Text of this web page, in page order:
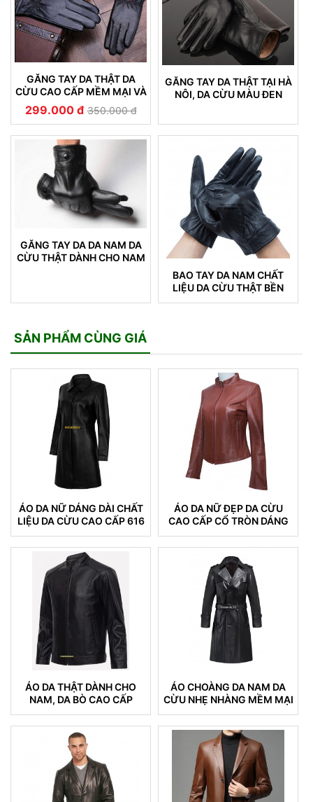
GĂNG TAY DA THẬT DA
CỪU CAO CẤP MỀM MẠI VÀ
BỀN ĐẸP (22)
299.000 đ 350.000 đ
GĂNG TAY DA THẬT TẠI HÀ
NÔI, DA CỪU MÀU ĐEN
GĂNG TAY DA DA NAM DA
CỪU THẬT DÀNH CHO NAM
BAO TAY DA NAM CHẤT
LIỆU DA CỪU THẬT BỀN
ĐẸP KHÔNG NỔ DA 16
SẢN PHẨM CÙNG GIÁ
ÁO DA NỮ DÁNG DÀI CHẤT
LIỆU DA CỪU CAO CẤP 616
ÁO DA NỮ ĐẸP DA CỪU
CAO CẤP CỔ TRÒN DÁNG
TRƠN
ÁO DA THẬT DÀNH CHO
NAM, DA BÒ CAO CẤP
KHÔNG NỔ DA BONG TRÓC
DA (100)
ÁO CHOÀNG DA NAM DA
CỪU NHẸ NHÀNG MỀM MẠI
04